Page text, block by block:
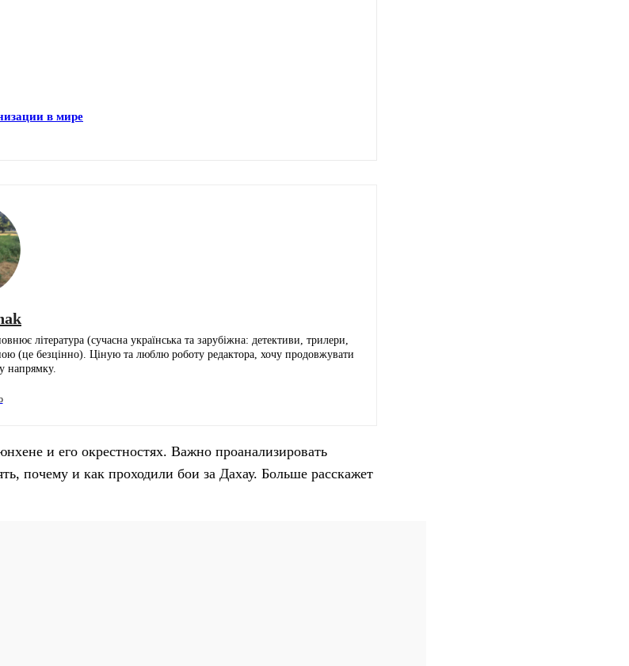
в мире
література (сучасна українська та зарубіжна: детективи, трилери,
(це безцінно). Ціную та люблю роботу редактора, хочу продовжувати
напрямку.
и его окрестностях. Важно проанализировать
почему и как проходили бои за Дахау. Больше расскажет